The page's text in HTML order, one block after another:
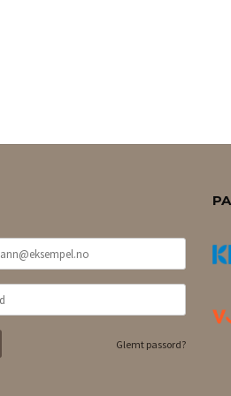
Glemt passord?